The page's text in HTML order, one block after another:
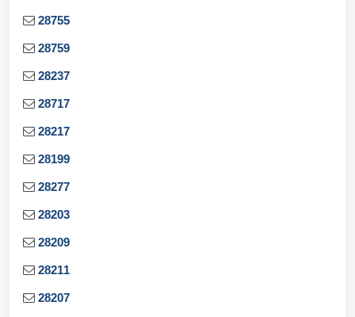
28755
28759
28237
28717
28217
28199
28277
28203
28209
28211
28207